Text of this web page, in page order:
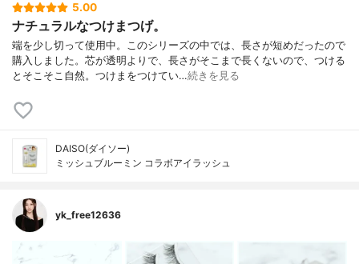
5.00
ナチュラルなつけまつげ。
端を少し切って使用中。このシリーズの中では、長さが短めだったので
購入しました。芯が透明よりで、長さがそこまで長くないので、つける
とそこそこ自然。つけまをつけてい…続きを見る
DAISO(ダイソー)
ミッシュブルーミン コラボアイラッシュ
yk_free12636